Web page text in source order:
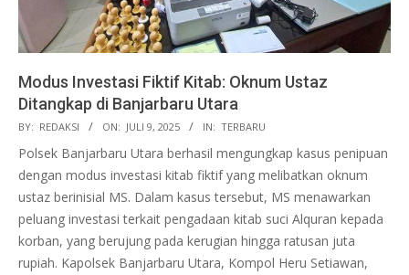
Modus Investasi Fiktif Kitab: Oknum Ustaz
Ditangkap di Banjarbaru Utara
2025-
07-
09
BY: REDAKSI ON: JULI 9, 2025 IN: TERBARU
Polsek Banjarbaru Utara berhasil mengungkap kasus penipuan
dengan modus investasi kitab fiktif yang melibatkan oknum
ustaz berinisial MS. Dalam kasus tersebut, MS menawarkan
peluang investasi terkait pengadaan kitab suci Alquran kepada
korban, yang berujung pada kerugian hingga ratusan juta
rupiah. Kapolsek Banjarbaru Utara, Kompol Heru Setiawan,